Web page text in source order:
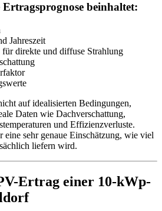
Ertragsprognose beinhaltet:
Jahreszeit
direkte und diffuse Strahlung
auf idealisierten Bedingungen,
Daten wie Dachverschattung,
und Effizienzverluste.
eine sehr genaue Einschätzung, wie viel
liefern wird.
Ertrag einer 10-kWp-